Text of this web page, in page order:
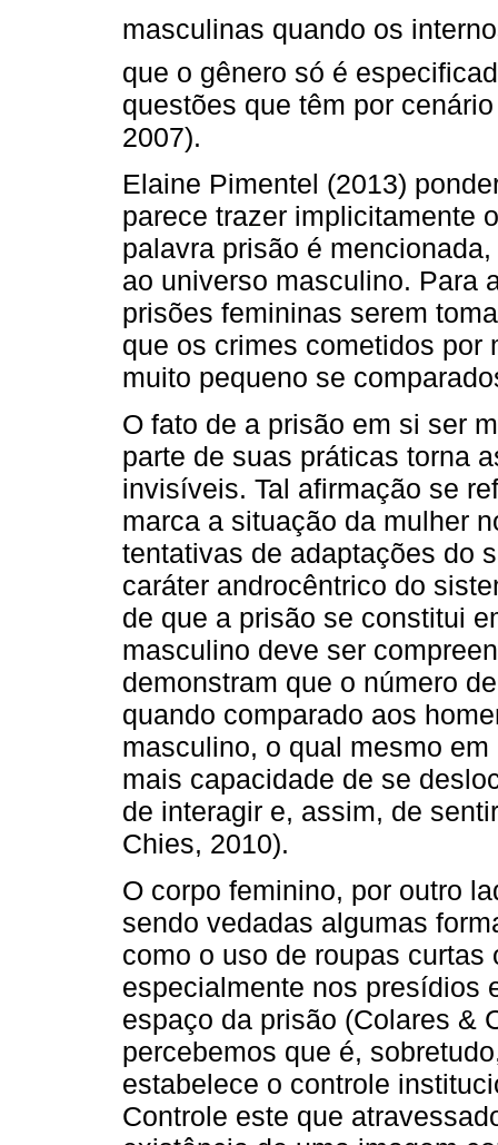
masculinas quando os
que o gênero só é
questões que têm por
2007).
Elaine Pimentel (2013)
parece trazer implicitamente
palavra prisão é
ao universo masculino. Para
prisões femininas serem
que os crimes cometidos por
muito pequeno se
O fato de a prisão em si ser
parte de suas práticas torna
invisíveis. Tal afirmação se
marca a situação da mulher
tentativas de adaptações do
caráter androcêntrico do
de que a prisão se constitui
masculino deve ser
demonstram que o número
quando comparado aos
masculino, o qual mesmo
mais capacidade de se
de interagir e, assim, de
Chies, 2010).
O corpo feminino, por outro
sendo vedadas algumas
como o uso de roupas
especialmente nos presídios
espaço da prisão (Colares &
percebemos que é,
estabelece o controle
Controle este que